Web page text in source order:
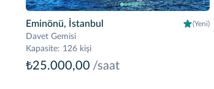
Eminönü, İstanbul (Yeni)
Davet Gemisi
Kapasite: 126 kişi
₺25.000,00 /saat